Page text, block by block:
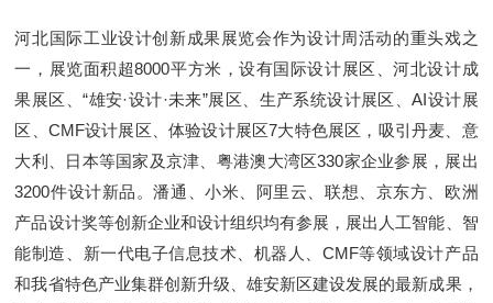
河北国际工业设计创新成果展览会作为设计周活动的重头戏之
一，展览面积超8000平方米，设有国际设计展区、河北设计成
果展区、“雄安·设计·未来”展区、生产系统设计展区、AI设计展
区、CMF设计展区、体验设计展区7大特色展区，吸引丹麦、意
大利、日本等国家及京津、粤港澳大湾区330家企业参展，展出
3200件设计新品。潘通、小米、阿里云、联想、京东方、欧洲
产品设计奖等创新企业和设计组织均有参展，展出人工智能、智
能制造、新一代电子信息技术、机器人、CMF等领域设计产品
和我省特色产业集群创新升级、雄安新区建设发展的最新成果，